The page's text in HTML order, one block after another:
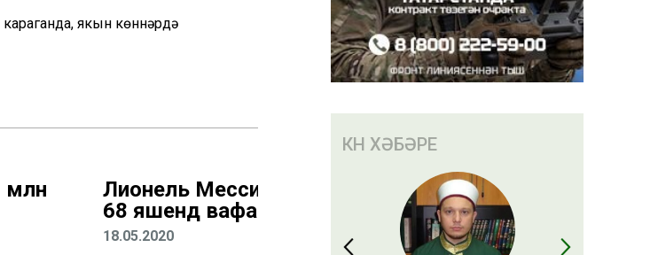
якын көннәрдә
млн
Лионель Мессиның әтисе
68 яшендә вафат булган
18.05.2020
КӨН ХӘБӘРЕ